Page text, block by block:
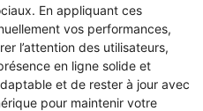
En appliquant ces
vos performances,
l’attention des utilisateurs,
en ligne solide et
et de rester à jour avec
pour maintenir votre